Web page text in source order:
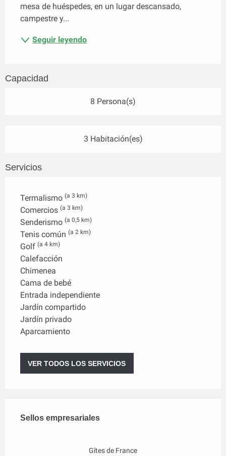
mesa de huéspedes, en un lugar descansado,
campestre y...
Seguir leyendo
Capacidad
8 Persona(s)
3 Habitación(es)
Servicios
Termalismo (a 3 km)
Comercios (a 3 km)
Senderismo (a 0,5 km)
Tenis común (a 2 km)
Golf (a 4 km)
Calefacción
Chimenea
Cama de bebé
Entrada independiente
Jardín compartido
Jardín privado
Aparcamiento
VER TODOS LOS SERVICIOS
Sellos empresariales
Sellos empresariales
Gîtes de France